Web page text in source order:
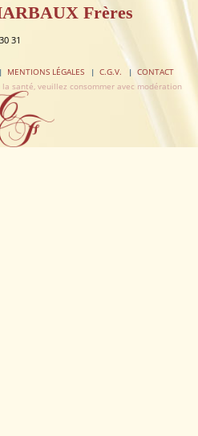
Frères
31
MENTIONS LÉGALES C.G.V.
CONTACT
santé, veuillez consommer avec modération